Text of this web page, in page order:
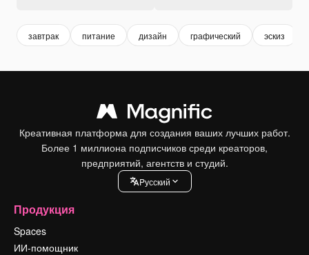
завтрак питание дизайн графический эскиз
Креативная платформа для создания ваших лучших работ.
Более 1 миллиона подписчиков среди креаторов,
предприятий, агентств и студий.
Pусский
Продукция
Spaces
ИИ-помощник